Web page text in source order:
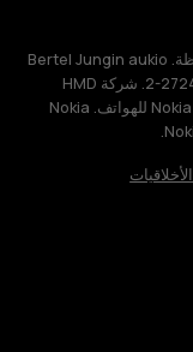
TM و © 2026 HMD Global. جميع الحقوق محفوظة. Bertel Jungin aukio
9, 02600 Espoo, Finland. مُعرِّف الشركة: 2724044-2. شركة HMD
Global Oy حاصلة على ترخيص من الاسم التجاري Nokia للهواتف. Nokia
الأخلاقيات